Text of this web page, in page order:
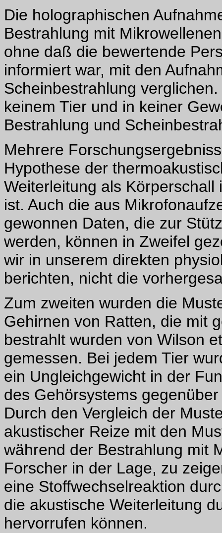
Die holographischen
Bestrahlung mit
ohne daß die bewertende
informiert war, mit den
Scheinbestrahlung
keinem Tier und in keiner
Bestrahlung und
Mehrere
Hypothese der
Weiterleitung als
ist. Auch die aus
gewonnen Daten, die zur
werden, können in Zweifel
wir in unserem direkten
berichten, nicht die
Zum zweiten wurden die
Gehirnen von Ratten, die mit
bestrahlt wurden von Wilson
gemessen. Bei jedem Tier
ein Ungleichgewicht in der
des Gehörsystems
Durch den Vergleich der
akustischer Reize mit den
während der Bestrahlung mit
Forscher in der Lage, zu
eine Stoffwechselreaktion
die akustische Weiterleitung
hervorrufen können.